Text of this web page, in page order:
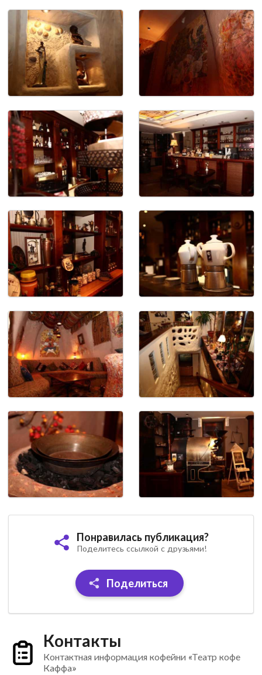
Понравилась публикация?
Поделитесь ссылкой с друзьями!
Поделиться
Контакты
Контактная информация кофейни «Театр кофе
Каффа»